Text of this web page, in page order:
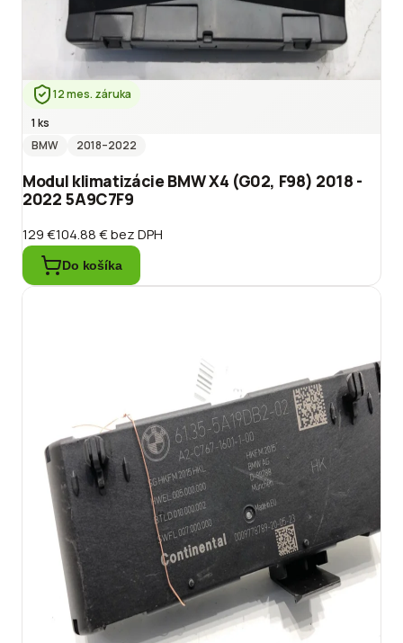
12 mes. záruka
1 ks
BMW
2018–2022
Modul klimatizácie BMW X4 (G02, F98) 2018 -
2022 5A9C7F9
129 €104.88 €bez DPH
Do košíka